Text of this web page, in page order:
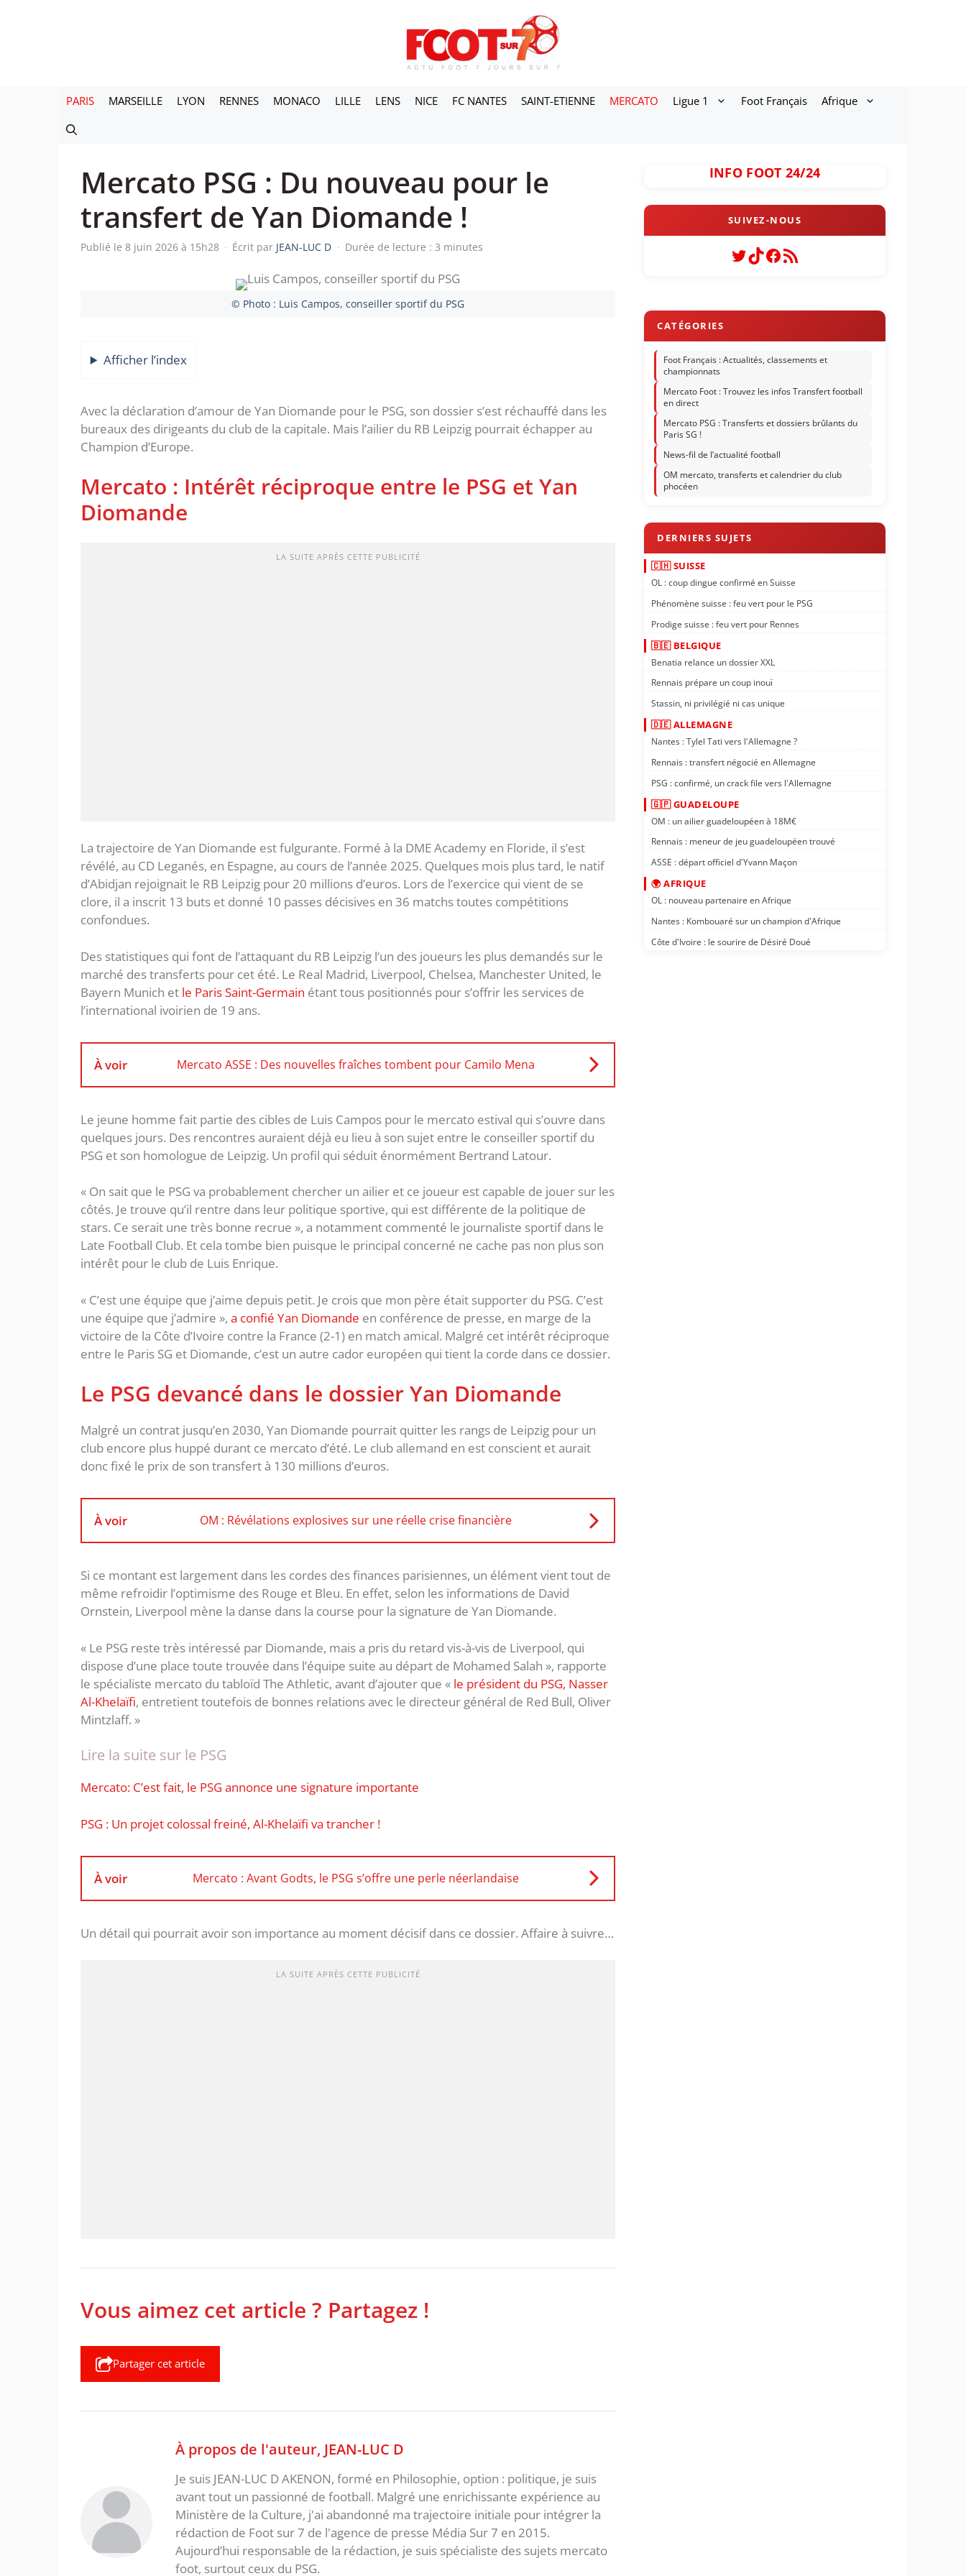
PARIS MARSEILLE LYON RENNES MONACO LILLE LENS NICE FC NANTES SAINT-ETIENNE MERCATO Ligue 1 Foot Français Afrique
Mercato PSG : Du nouveau pour le
transfert de Yan Diomande !
Publié le 8 juin 2026 à 15h28 · Écrit par JEAN-LUC D · Durée de lecture : 3 minutes
© Photo : Luis Campos, conseiller sportif du PSG
Afficher l’index
Avec la déclaration d’amour de Yan Diomande pour le PSG, son dossier s’est réchauffé dans les
bureaux des dirigeants du club de la capitale. Mais l’ailier du RB Leipzig pourrait échapper au
Champion d’Europe.
Mercato : Intérêt réciproque entre le PSG et Yan
Diomande
LA SUITE APRÈS CETTE PUBLICITÉ
La trajectoire de Yan Diomande est fulgurante. Formé à la DME Academy en Floride, il s’est
révélé, au CD Leganés, en Espagne, au cours de l’année 2025. Quelques mois plus tard, le natif
d’Abidjan rejoignait le RB Leipzig pour 20 millions d’euros. Lors de l’exercice qui vient de se
clore, il a inscrit 13 buts et donné 10 passes décisives en 36 matchs toutes compétitions
confondues.
Des statistiques qui font de l’attaquant du RB Leipzig l’un des joueurs les plus demandés sur le
marché des transferts pour cet été. Le Real Madrid, Liverpool, Chelsea, Manchester United, le
Bayern Munich et le Paris Saint-Germain étant tous positionnés pour s’offrir les services de
l’international ivoirien de 19 ans.
À voir Mercato ASSE : Des nouvelles fraîches tombent pour Camilo Mena
Le jeune homme fait partie des cibles de Luis Campos pour le mercato estival qui s’ouvre dans
quelques jours. Des rencontres auraient déjà eu lieu à son sujet entre le conseiller sportif du
PSG et son homologue de Leipzig. Un profil qui séduit énormément Bertrand Latour.
« On sait que le PSG va probablement chercher un ailier et ce joueur est capable de jouer sur les
côtés. Je trouve qu’il rentre dans leur politique sportive, qui est différente de la politique de
stars. Ce serait une très bonne recrue », a notamment commenté le journaliste sportif dans le
Late Football Club. Et cela tombe bien puisque le principal concerné ne cache pas non plus son
intérêt pour le club de Luis Enrique.
« C’est une équipe que j’aime depuis petit. Je crois que mon père était supporter du PSG. C’est
une équipe que j’admire », a confié Yan Diomande en conférence de presse, en marge de la
victoire de la Côte d’Ivoire contre la France (2-1) en match amical. Malgré cet intérêt réciproque
entre le Paris SG et Diomande, c’est un autre cador européen qui tient la corde dans ce dossier.
Le PSG devancé dans le dossier Yan Diomande
Malgré un contrat jusqu’en 2030, Yan Diomande pourrait quitter les rangs de Leipzig pour un
club encore plus huppé durant ce mercato d’été. Le club allemand en est conscient et aurait
donc fixé le prix de son transfert à 130 millions d’euros.
À voir OM : Révélations explosives sur une réelle crise financière
Si ce montant est largement dans les cordes des finances parisiennes, un élément vient tout de
même refroidir l’optimisme des Rouge et Bleu. En effet, selon les informations de David
Ornstein, Liverpool mène la danse dans la course pour la signature de Yan Diomande.
« Le PSG reste très intéressé par Diomande, mais a pris du retard vis-à-vis de Liverpool, qui
dispose d’une place toute trouvée dans l’équipe suite au départ de Mohamed Salah », rapporte
le spécialiste mercato du tabloïd The Athletic, avant d’ajouter que « le président du PSG, Nasser
Al-Khelaïfi, entretient toutefois de bonnes relations avec le directeur général de Red Bull, Oliver
Mintzlaff. »
Lire la suite sur le PSG
Mercato: C’est fait, le PSG annonce une signature importante
PSG : Un projet colossal freiné, Al-Khelaïfi va trancher !
À voir Mercato : Avant Godts, le PSG s’offre une perle néerlandaise
Un détail qui pourrait avoir son importance au moment décisif dans ce dossier. Affaire à suivre…
LA SUITE APRÈS CETTE PUBLICITÉ
Vous aimez cet article ? Partagez !
Partager cet article
À propos de l'auteur, JEAN-LUC D
Je suis JEAN-LUC D AKENON, formé en Philosophie, option : politique, je suis
avant tout un passionné de football. Malgré une enrichissante expérience au
Ministère de la Culture, j'ai abandonné ma trajectoire initiale pour intégrer la
rédaction de Foot sur 7 de l'agence de presse Média Sur 7 en 2015.
Aujourd’hui responsable de la rédaction, je suis spécialiste des sujets mercato
foot, surtout ceux du PSG.
INFO FOOT 24/24
Twitter
TikTok
Facebook
Flux RSS
Foot Français : Actualités, classements et
championnats
Mercato Foot : Trouvez les infos Transfert football
en direct
Mercato PSG : Transferts et dossiers brûlants du
Paris SG !
News-fil de l’actualité football
OM mercato, transferts et calendrier du club
phocéen
🇨🇭 SUISSE
OL : coup dingue confirmé en Suisse
Phénomène suisse : feu vert pour le PSG
Prodige suisse : feu vert pour Rennes
🇧🇪 BELGIQUE
Benatia relance un dossier XXL
Rennais prépare un coup inouï
Stassin, ni privilégié ni cas unique
🇩🇪 ALLEMAGNE
Nantes : Tylel Tati vers l'Allemagne ?
Rennais : transfert négocié en Allemagne
PSG : confirmé, un crack file vers l'Allemagne
🇬🇵 GUADELOUPE
OM : un ailier guadeloupéen à 18M€
Rennais : meneur de jeu guadeloupéen trouvé
ASSE : départ officiel d'Yvann Maçon
🌍 AFRIQUE
OL : nouveau partenaire en Afrique
Nantes : Kombouaré sur un champion d'Afrique
Côte d'Ivoire : le sourire de Désiré Doué